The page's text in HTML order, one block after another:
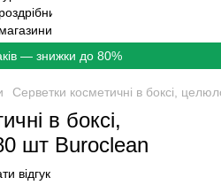
— знижки до 80%
Серветки косметичні в боксі,
в боксі,
шт Buroclean
відгук